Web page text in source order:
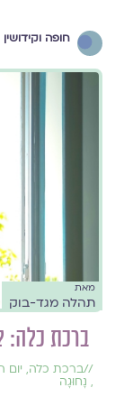
חופה וקידושין
מאת
תהלה מגד-בוק
ברכת כלה:
//ברכת כלה, יום
, נָחוּגָה